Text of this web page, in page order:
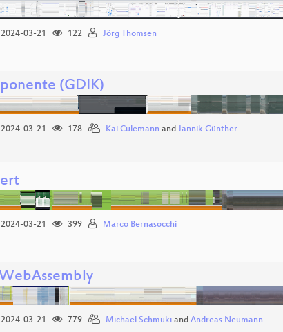
2024-03-21 122 Jörg Thomsen
(GDIK)
2024-03-21 178 Kai Culemann and Jannik Günther
2024-03-21 399 Marco Bernasocchi
2024-03-21 779 Michael Schmukiand Andreas Neumann